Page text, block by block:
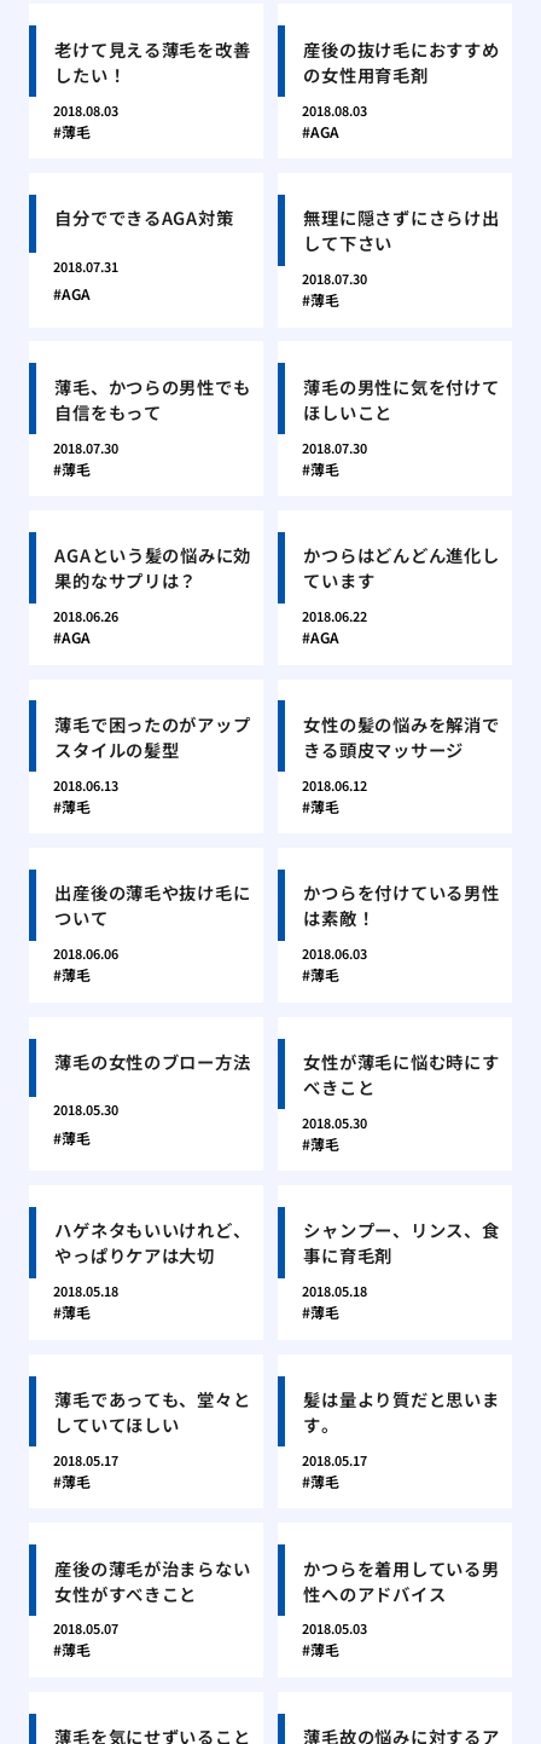
老けて見える薄毛を改善
したい！
2018.08.03
薄毛
産後の抜け毛におすすめ
の女性用育毛剤
2018.08.03
AGA
自分でできるAGA対策
2018.07.31
AGA
無理に隠さずにさらけ出
して下さい
2018.07.30
薄毛
薄毛、かつらの男性でも
自信をもって
2018.07.30
薄毛
薄毛の男性に気を付けて
ほしいこと
2018.07.30
薄毛
AGAという髪の悩みに効
果的なサプリは？
2018.06.26
AGA
かつらはどんどん進化し
ています
2018.06.22
AGA
薄毛で困ったのがアップ
スタイルの髪型
2018.06.13
薄毛
女性の髪の悩みを解消で
きる頭皮マッサージ
2018.06.12
薄毛
出産後の薄毛や抜け毛に
ついて
2018.06.06
薄毛
かつらを付けている男性
は素敵！
2018.06.03
薄毛
薄毛の女性のブロー方法
2018.05.30
薄毛
女性が薄毛に悩む時にす
べきこと
2018.05.30
薄毛
ハゲネタもいいけれど、
やっぱりケアは大切
2018.05.18
薄毛
シャンプー、リンス、食
事に育毛剤
2018.05.18
薄毛
薄毛であっても、堂々と
していてほしい
2018.05.17
薄毛
髪は量より質だと思いま
す。
2018.05.17
薄毛
産後の薄毛が治まらない
女性がすべきこと
2018.05.07
薄毛
かつらを着用している男
性へのアドバイス
2018.05.03
薄毛
薄毛を気にせずいること 薄毛故の悩みに対するア